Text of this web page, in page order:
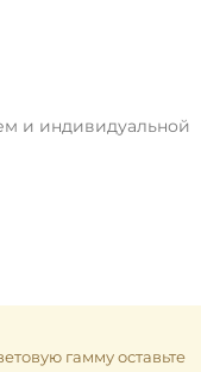
и индивидуальной
гамму оставьте